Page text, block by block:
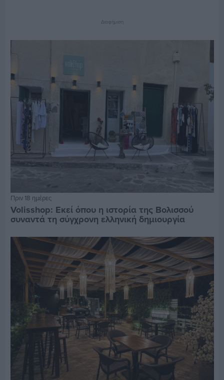
Διαφήμιση
Πριν 18 ημέρες
Volisshop: Εκεί όπου η ιστορία της Βολισσού
συναντά τη σύγχρονη ελληνική δημιουργία